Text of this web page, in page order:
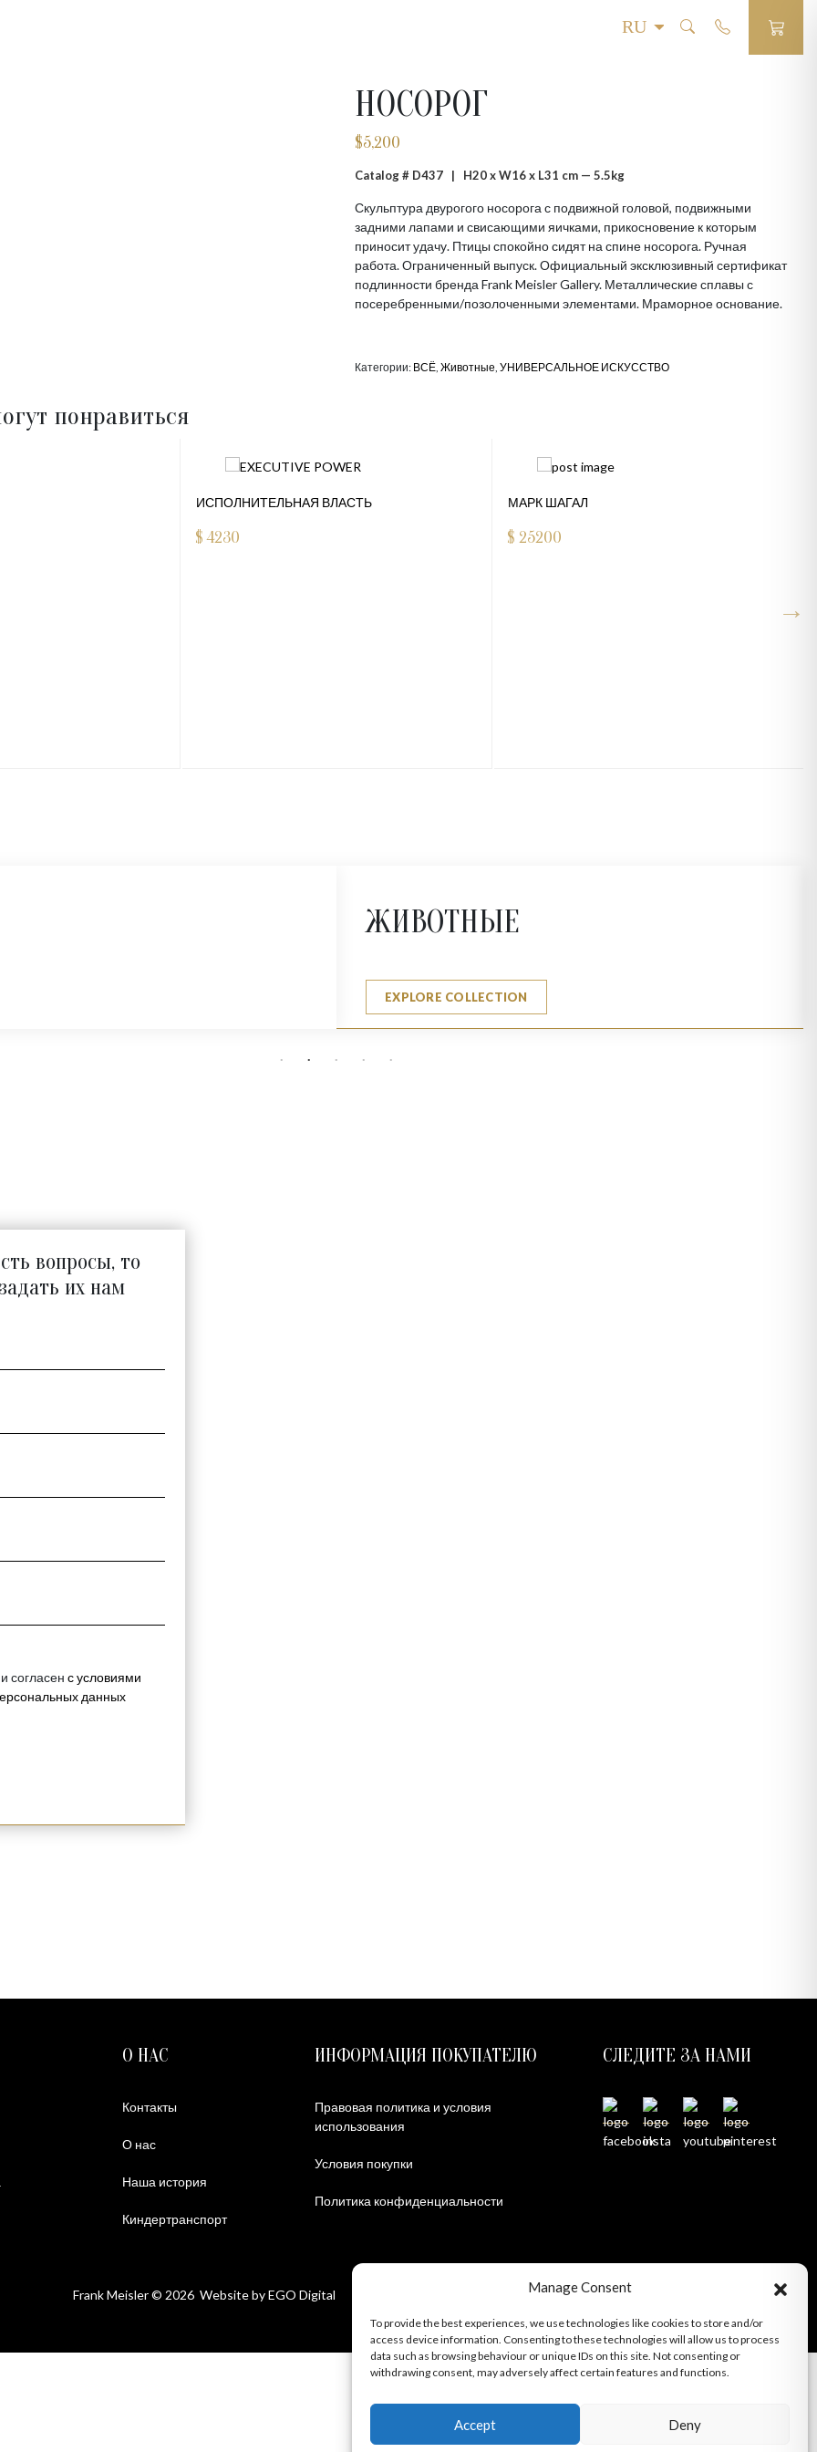
Manage Consent
To provide the best experiences, we use technologies like cookies to store and/or
access device information. Consenting to these technologies will allow us to process
data such as browsing behaviour or unique IDs on this site. Not consenting or
withdrawing consent, may adversely affect certain features and functions.
Accept Deny
НОСОРОГ
$5,200
Catalog # D437 | H20 x W16 x L31 cm — 5.5kg
Скульптура двурогого носорога с подвижной головой, подвижными
задними лапами и свисающими яичками, прикосновение к которым
приносит удачу. Птицы спокойно сидят на спине носорога. Ручная
работа. Ограниченный выпуск. Официальный эксклюзивный сертификат
подлинности бренда Frank Meisler Gallery. Металлические сплавы с
посеребренными/позолоченными элементами. Мраморное основание.
Категории: ВСЁ,Животные,УНИВЕРСАЛЬНОЕ ИСКУССТВО
понравиться
ИСПОЛНИТЕЛЬНАЯ ВЛАСТЬ
$4230
МАРК ШАГАЛ
$ 25200
ЖИВОТНЫЕ
EXPLORE COLLECTION
вопросы, то
их нам
согласен с условиями
данных
О НАС
Контакты
О нас
Наша история
Киндертранспорт
ИНФОРМАЦИЯ ПОКУПАТЕЛЮ
Правовая политика и условия
использования
Условия покупки
Политика конфиденциальности
СЛЕДИТЕ ЗА НАМИ
Frank Meisler © 2026 Website byEGO Digital